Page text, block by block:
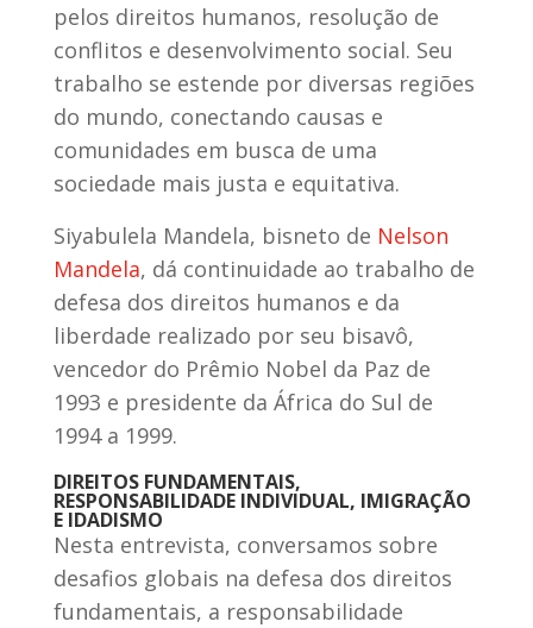
pelos direitos humanos, resolução de
conflitos e desenvolvimento social. Seu
trabalho se estende por diversas regiões
do mundo, conectando causas e
comunidades em busca de uma
sociedade mais justa e equitativa.
Siyabulela Mandela, bisneto de Nelson
Mandela, dá continuidade ao trabalho de
defesa dos direitos humanos e da
liberdade realizado por seu bisavô,
vencedor do Prêmio Nobel da Paz de
1993 e presidente da África do Sul de
1994 a 1999.
DIREITOS FUNDAMENTAIS,
RESPONSABILIDADE INDIVIDUAL, IMIGRAÇÃO
E IDADISMO
Nesta entrevista, conversamos sobre
desafios globais na defesa dos direitos
fundamentais, a responsabilidade